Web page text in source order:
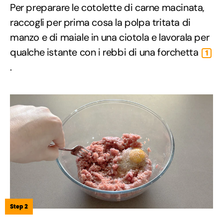
Per preparare le cotolette di carne macinata,
raccogli per prima cosa la polpa tritata di
manzo e di maiale in una ciotola e lavorala per
qualche istante con i rebbi di una forchetta
1
.
Step 2